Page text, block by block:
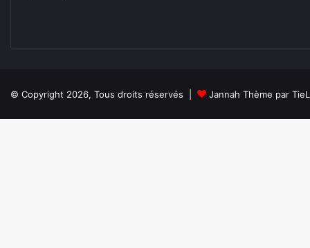
© Copyright 2026, Tous droits réservés | Jannah Thème par